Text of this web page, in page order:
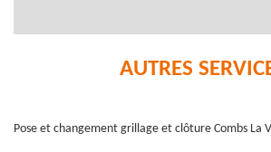
AUTRES
Pose et changement grillage et clôture Combs La